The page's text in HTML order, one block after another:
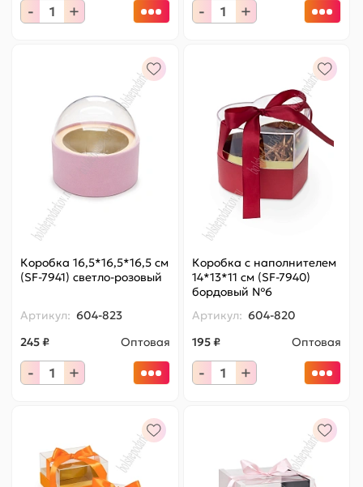
- + - +
Коробка 16,5*16,5*16,5 см
(SF-7941) светло-розовый
Артикул: 604-823
245 ₽
Оптовая
- +
Коробка с наполнителем
14*13*11 см (SF-7940)
бордовый №6
Артикул: 604-820
195 ₽
Оптовая
- +